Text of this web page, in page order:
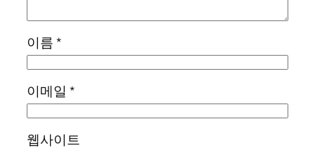
이름*
이메일 *
웹사이트